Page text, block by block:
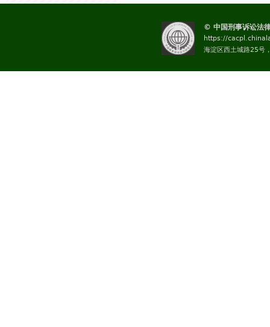
© 中国刑事诉讼法
https://
海淀区西土城路25号